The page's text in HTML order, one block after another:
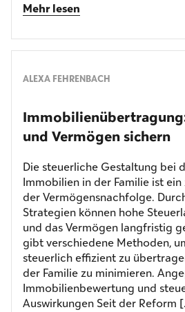
Mehr lesen
ALEXA FEHRENBACH
und Vermögen sichern
Die steuerliche Gestaltung bei
Immobilien in der Familie ist
der Vermögensnachfolge.
Strategien können hohe
und das Vermögen langfristig
gibt verschiedene Methoden,
steuerlich effizient zu
der Familie zu minimieren.
Immobilienbewertung und
Auswirkungen Seit der Reform